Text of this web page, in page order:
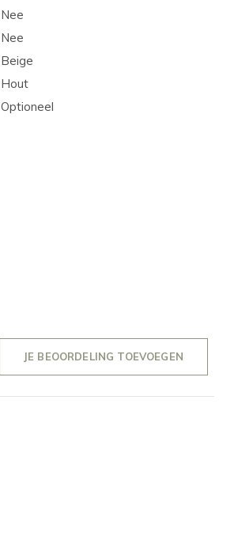
Nee
Nee
Beige
Hout
Optioneel
JE BEOORDELING TOEVOEGEN